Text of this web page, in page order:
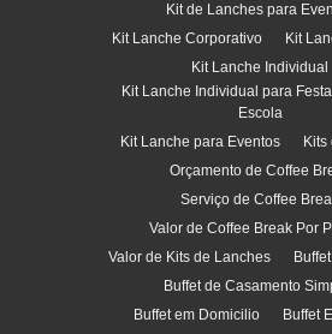
Kit de Lanches para
Kit Lanche Corporativo
Kit
Kit Lanche Individual
Kit Lanche Individual para
Escola
Kit Lanche para Eventos
Kits
Orçamento de Coffee
Serviço de Coffee
Valor de Coffee Break Por
Valor de Kits de Lanches
Buffet de Casamento
Buffet em Domicilio
Buffet